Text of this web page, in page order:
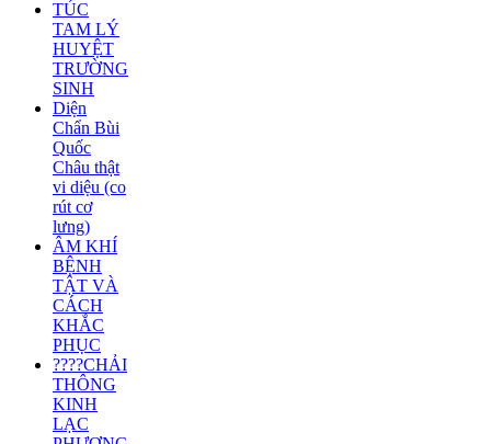
TÚC
TAM LÝ
HUYỆT
TRƯỜNG
SINH
Diện
Chẩn Bùi
Quốc
Châu thật
vi diệu (co
rút cơ
lưng)
ÂM KHÍ
BỆNH
TẬT VÀ
CÁCH
KHẮC
PHỤC
????CHẢI
THÔNG
KINH
LẠC